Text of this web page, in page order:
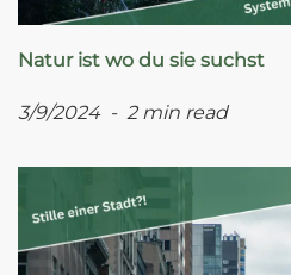
Natur ist wo du sie suchst
3/9/2024 - 2 min read